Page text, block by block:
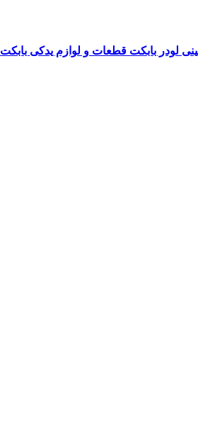
لودر بابکت قطعات و لوازم یدکی بابکت